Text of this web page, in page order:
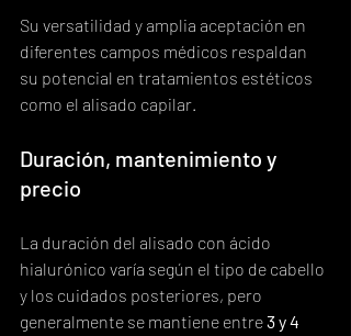
Su versatilidad y amplia aceptación en
diferentes campos médicos respaldan
su potencial en tratamientos estéticos
como el alisado capilar.
Duración, mantenimiento y
precio
La duración del alisado con ácido
hialurónico varía según el tipo de cabello
y los cuidados posteriores, pero
generalmente se mantiene entre 3 y 4